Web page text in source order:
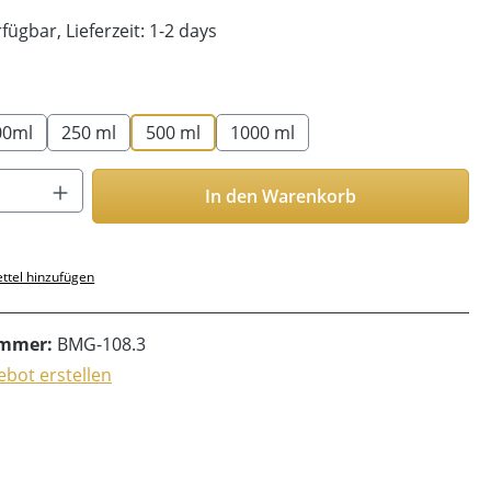
Lieferzeit: 1-2 days
250 ml 500 ml 1000 ml
Anzahl: Gib den gewünschten Wert
In den Warenkorb
hinzufügen
BMG-108.3
erstellen